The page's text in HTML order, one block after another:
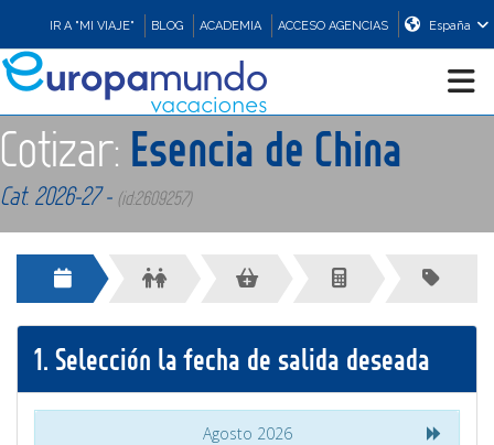
IR A "MI VIAJE" BLOG ACADEMIA ACCESO AGENCIAS España
CRUCEROS
ASIA
ORIENTE
Cotizar: Esencia de China
Cat. 2026-27 - (id:2609257)
1. Selección la fecha de salida deseada
Agosto 2026